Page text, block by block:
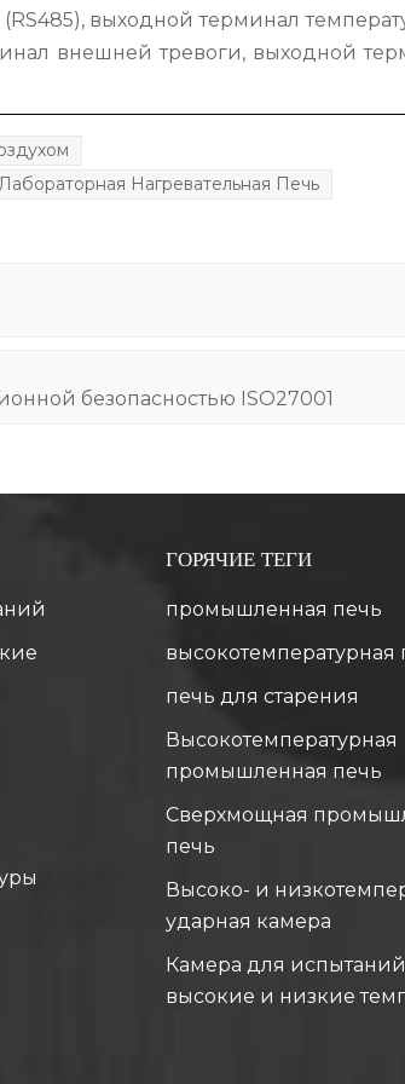
выходной терминал
внешней тревоги, выходной
Нагревательная Печь
безопасностью ISO27001
ГОРЯЧИЕ ТЕГИ
промышленная печь
высокотемпературная
печь для старения
Высокотемпературная
промышленная печь
Сверхмощная
печь
Высоко- и
ударная камера
Камера для
высокие и низкие